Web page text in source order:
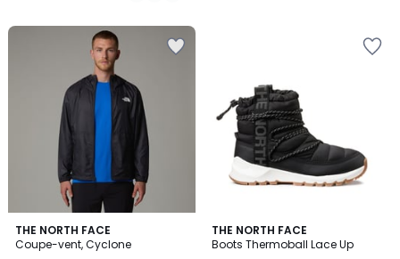
THE NORTH FACE
Coupe-vent, Cyclone
THE NORTH FACE
Boots Thermoball Lace Up
4,5
/ 5
2
Couleurs